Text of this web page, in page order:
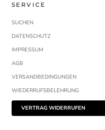
SERVICE
SUCHEN
DATENSCHUTZ
IMPRESSUM
AGB
VERSANDBEDINGUNGEN
WIEDERRUFSBELEHRUNG
VERTRAG WIDERRUFEN